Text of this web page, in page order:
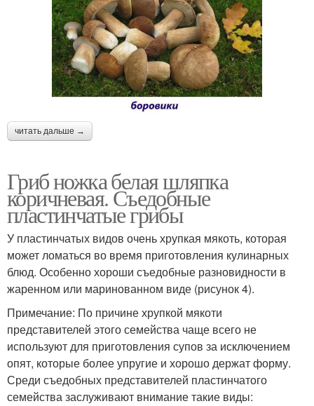
читать дальше →
Гриб ножка белая шляпка
коричневая. Съедобные
пластинчатые грибы
У пластинчатых видов очень хрупкая мякоть, которая
может ломаться во время приготовления кулинарных
блюд. Особенно хороши съедобные разновидности в
жаренном или маринованном виде (рисунок 4).
Примечание: По причине хрупкой мякоти
представителей этого семейства чаще всего не
используют для приготовления супов за исключением
опят, которые более упругие и хорошо держат форму.
Среди съедобных представителей пластинчатого
семейства заслуживают внимание такие виды: